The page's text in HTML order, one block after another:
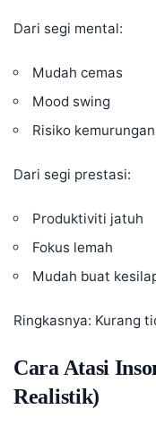
Dari segi mental:
Mudah cemas
Mood swing
Risiko
Dari segi prestasi:
Produktiviti jatuh
Fokus lemah
Mudah buat
Ringkasnya: Kurang
Cara Atasi
Realistik)